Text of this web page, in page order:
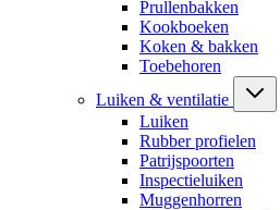
Prullenbakken
Kookboeken
Koken & bakken
Toebehoren
Luiken & ventilatie
Luiken
Rubber profielen
Patrijspoorten
Inspectieluiken
Muggenhorren